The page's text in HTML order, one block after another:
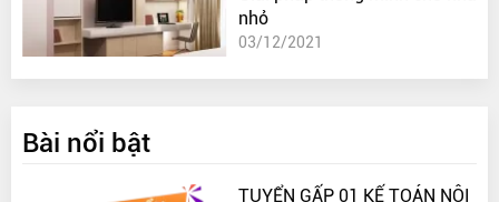
nhỏ
03/12/2021
Bài nổi bật
TUYỂN GẤP 01 KẾ TOÁN NỘI